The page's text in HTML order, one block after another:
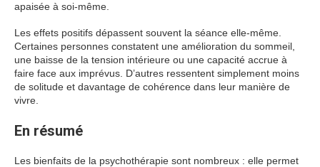
apaisée à soi-même.
Les effets positifs dépassent souvent la séance elle-même.
Certaines personnes constatent une amélioration du sommeil,
une baisse de la tension intérieure ou une capacité accrue à
faire face aux imprévus. D’autres ressentent simplement moins
de solitude et davantage de cohérence dans leur manière de
vivre.
En résumé
Les bienfaits de la psychothérapie sont nombreux : elle permet